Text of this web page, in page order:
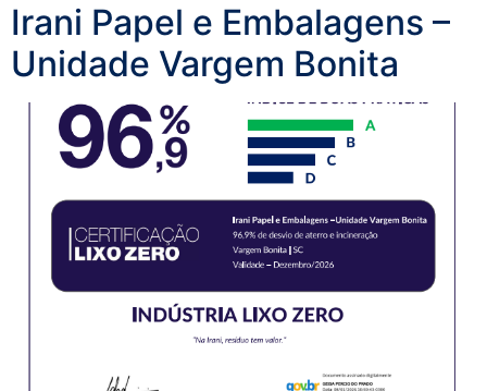
Irani Papel e Embalagens –
Unidade Vargem Bonita